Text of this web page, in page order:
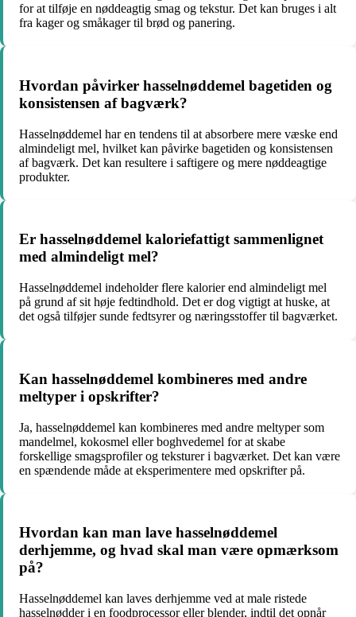
for at tilføje en nøddeagtig smag og tekstur. Det kan bruges i alt
fra kager og småkager til brød og panering.
Hvordan påvirker hasselnøddemel bagetiden og
konsistensen af bagværk?
Hasselnøddemel har en tendens til at absorbere mere væske end
almindeligt mel, hvilket kan påvirke bagetiden og konsistensen
af bagværk. Det kan resultere i saftigere og mere nøddeagtige
produkter.
Er hasselnøddemel kaloriefattigt sammenlignet
med almindeligt mel?
Hasselnøddemel indeholder flere kalorier end almindeligt mel
på grund af sit høje fedtindhold. Det er dog vigtigt at huske, at
det også tilføjer sunde fedtsyrer og næringsstoffer til bagværket.
Kan hasselnøddemel kombineres med andre
meltyper i opskrifter?
Ja, hasselnøddemel kan kombineres med andre meltyper som
mandelmel, kokosmel eller boghvedemel for at skabe
forskellige smagsprofiler og teksturer i bagværket. Det kan være
en spændende måde at eksperimentere med opskrifter på.
Hvordan kan man lave hasselnøddemel
derhjemme, og hvad skal man være opmærksom
på?
Hasselnøddemel kan laves derhjemme ved at male ristede
hasselnødder i en foodprocessor eller blender, indtil det opnår